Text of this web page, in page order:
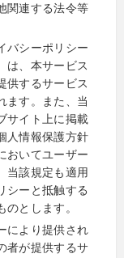
関連する法令等
バシーポリシー
は、本サービス
供するサービス
ます。また、当
サイト上に掲載
人情報保護方針
おいてユーザー
当該規定も適用
シーと抵触する
とします。
により提供され
者が提供するサ